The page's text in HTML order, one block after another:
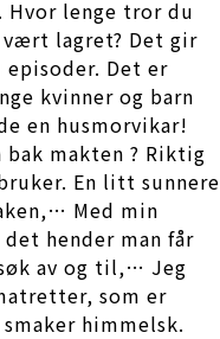
Hvor lenge tror du
lagret? Det gir
Det er
kvinner og barn
en husmorvikar!
makten ? Riktig
En litt sunnere
Med min
hender man får
av og til,… Jeg
som er
himmelsk.